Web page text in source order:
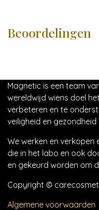
Beoordelingen
Magnetic is een team
wereldwijd wiens doel
verbeteren en te
veiligheid en
We werken en
die in het labo en ook
en gekeurd worden om
Copyright ©
Algemene voorwaarden